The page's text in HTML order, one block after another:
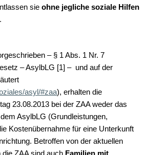
sie ohne jegliche soziale Hilfen
.
– § 1 Abs. 1 Nr. 7
– AsylbLG [1] – und auf der
asyl/#zaa), erhalten die
23.08.2013 bei der ZAA weder das
AsylbLG (Grundleistungen,
Kostenübernahme für eine Unterkunft
Betroffen von der aktuellen